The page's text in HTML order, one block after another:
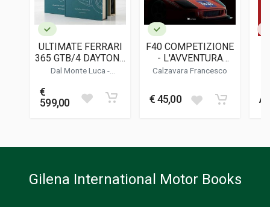
LINGUA DEL TESTO
Inglese, Italiano
DATA DI STAMPA
03/1993
FORMATO
ULTIMATE FERRARI
365 GTB/4 DAYTONA
- THE DEFINITIVE
Dal Monte Luca -
€
599,00
F40 COMPETIZIONE
- L'AVVENTURA
AMERICANA DELLA
Calzavara Francesco
€ 45,00
Gilena International Motor Books